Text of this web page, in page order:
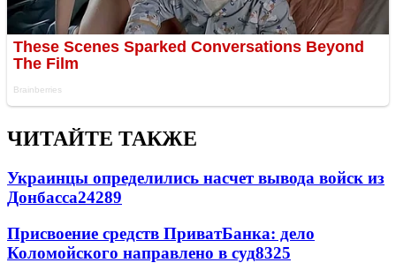
ЧИТАЙТЕ ТАКЖЕ
Украинцы определились насчет вывода войск из
Донбасса24289
Присвоение средств ПриватБанка: дело
Коломойского направлено в суд8325